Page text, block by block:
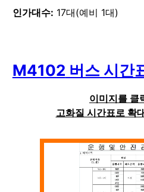
인가대수: 17대(예비 1대)
M4102 버스 시간
이미지를 클
고화질 시간표로 확